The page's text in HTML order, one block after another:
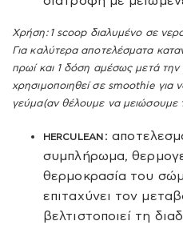
Χρήση: 1 scoopδιαλυμένο σε
Για καλύτερα αποτελέσματα
πρωί και 1 δόση αμέσως μετά
χρησιμοποιηθεί σε smoothie για
γεύμα(αν θέλουμε να μειώσουμε
HERCULEAN:
συμπλήρωμα,
θερμοκρασία του
επιταχύνει τον
βελτιστοποιεί τη